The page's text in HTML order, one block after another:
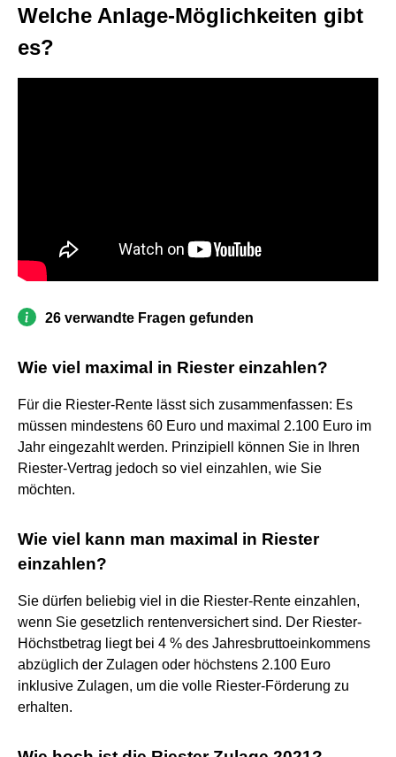
Welche Anlage-Möglichkeiten gibt
es?
26 verwandte Fragen gefunden
Wie viel maximal in Riester einzahlen?
Für die Riester-Rente lässt sich zusammenfassen: Es
müssen mindestens 60 Euro und maximal 2.100 Euro im
Jahr eingezahlt werden. Prinzipiell können Sie in Ihren
Riester-Vertrag jedoch so viel einzahlen, wie Sie
möchten.
Wie viel kann man maximal in Riester
einzahlen?
Sie dürfen beliebig viel in die Riester-Rente einzahlen,
wenn Sie gesetzlich rentenversichert sind. Der Riester-
Höchstbetrag liegt bei 4 % des Jahresbruttoeinkommens
abzüglich der Zulagen oder höchstens 2.100 Euro
inklusive Zulagen, um die volle Riester-Förderung zu
erhalten.